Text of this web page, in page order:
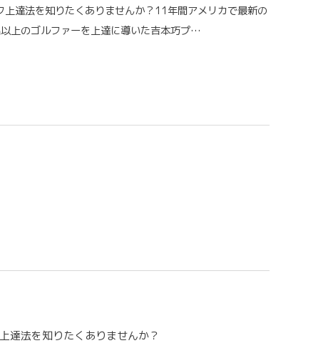
達法を知りたくありませんか？11年間アメリカで最新の
上のゴルファーを上達に導いた吉本巧プ…
達法を知りたくありませんか？